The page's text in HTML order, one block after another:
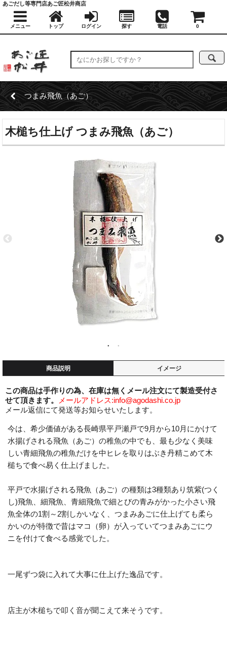
つまみ飛魚（あご）
木槌ち仕上げ つまみ飛魚（あご）
商品説明 イメージ
この商品は手作りの為、在庫は無くメール注文にて製造受付さ
せて頂きます。
メールアドレス:info@agodashi.co.jp
メール返信にて発送等お知らせいたします。
今は、希少価値がある長崎県平戸瀬戸で9月から10月にかけて
水揚げされる飛魚（あご）の稚魚の中でも、最も少なく美味
しい青細飛魚の稚魚だけを中ヒレを取りはぶき丹精こめて木
槌ちで食べ易く仕上げました。
平戸で水揚げされる飛魚（あご）の種類は3種類あり筑紫(つく
し)飛魚、細飛魚、青細飛魚で細とびの青みがかった小さい飛
魚全体の1割～2割しかいなく、つまみあごに仕上げても柔ら
かいのが特徴で昔はマコ（卵）が入っていてつまみあごにウ
ニを付けて食べる感覚でした。
一尾ずつ袋に入れて大事に仕上げた逸品です。
店主が木槌ちで叩く音が聞こえて来そうです。
あごだし等専門店あご匠松井商店
メニュー トップ ログイン 探す 電話 0